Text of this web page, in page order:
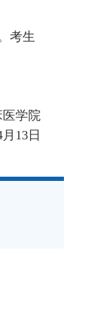
考生
医学院
月 13 日